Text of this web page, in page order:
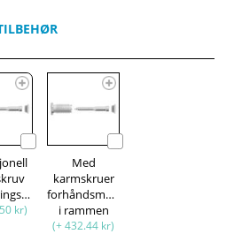
monteringssett
kr)
Med
karmskruer
forhåndsmontert
i rammen
(+ 432.44 kr)